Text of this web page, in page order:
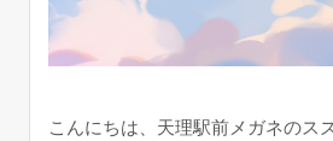
こんにちは、天理駅前メガネのス